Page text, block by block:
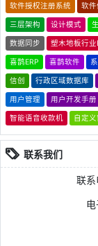
软件授权注册系统 软件
三层架构 设计模式
数据同步 塑木地板行业
喜鹊ERP 喜鹊软件
信创 行政区域数据库
用户管理 用户开发手册
智能语音收款机 自定义
联系我们
联